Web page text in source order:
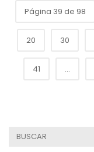
Página 39 de 98
20 30
41 ...